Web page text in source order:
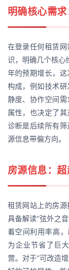
明确核心需
在登录任何租赁
识，明确几个核心
年的预期增长，
构成，例如技术
静度、协作空间
属性，也决定了
诊断是后续所有
源信息带偏方向。
房源信息：
租赁网站上的房
具备解读“弦外之
着空间利用率高
为企业节省了巨
营。对于“可改造